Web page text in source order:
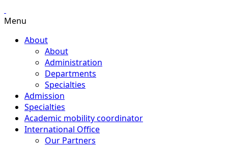
Menu
About
About
Administration
Departments
Specialties
Admission
Specialties
Academic mobility coordinator
International Office
Our Partners